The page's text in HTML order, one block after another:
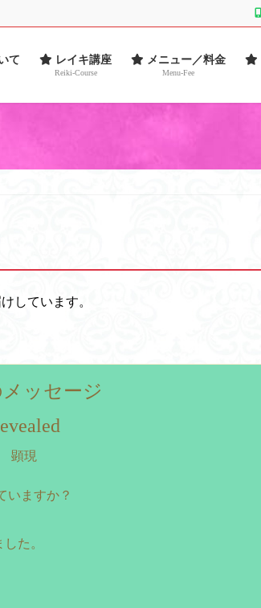
て レイキ講座
Reiki-Course
メニュー／料金
Menu-Fee
しています。
ッセージ
顕現
いますか？
た。